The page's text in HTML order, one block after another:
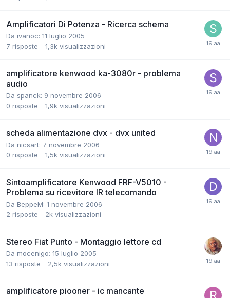
Amplificatori Di Potenza - Ricerca schema
Da ivanoc: 11 luglio 2005
7 risposte 1,3k visualizzazioni
amplificatore kenwood ka-3080r - problema
audio
Da spanck: 9 novembre 2006
0 risposte 1,9k visualizzazioni
scheda alimentazione dvx - dvx united
Da nicsart: 7 novembre 2006
0 risposte 1,5k visualizzazioni
Sintoamplificatore Kenwood FRF-V5010 -
Problema su ricevitore IR telecomando
Da BeppeM: 1 novembre 2006
2 risposte 2k visualizzazioni
Stereo Fiat Punto - Montaggio lettore cd
Da mocenigo: 15 luglio 2005
13 risposte 2,5k visualizzazioni
amplificatore piooner - ic mancante